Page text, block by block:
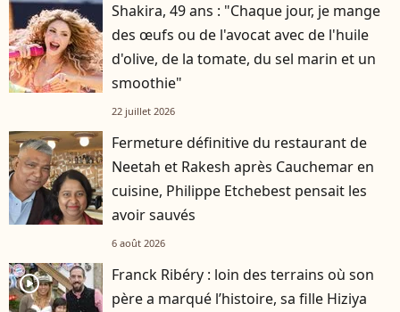
Shakira, 49 ans : "Chaque jour, je mange
des œufs ou de l'avocat avec de l'huile
d'olive, de la tomate, du sel marin et un
smoothie"
22 juillet 2026
Fermeture définitive du restaurant de
Neetah et Rakesh après Cauchemar en
cuisine, Philippe Etchebest pensait les
avoir sauvés
6 août 2026
player2
Franck Ribéry : loin des terrains où son
père a marqué l’histoire, sa fille Hiziya